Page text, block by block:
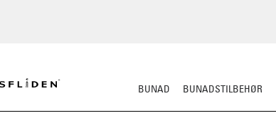
BUNAD BUNADSTILBEHØR